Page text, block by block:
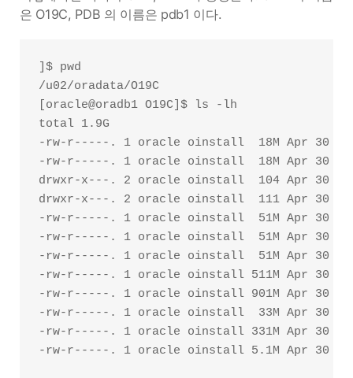
은 O19C, PDB 의 이름은 pdb1 이다.
]$ pwd
/u02/oradata/O19C
[oracle@oradb1 O19C]$ ls -lh
total 1.9G
-rw-r-----. 1 oracle oinstall  18M Apr 30
-rw-r-----. 1 oracle oinstall  18M Apr 30
drwxr-x---. 2 oracle oinstall  104 Apr 30
drwxr-x---. 2 oracle oinstall  111 Apr 30
-rw-r-----. 1 oracle oinstall  51M Apr 30
-rw-r-----. 1 oracle oinstall  51M Apr 30
-rw-r-----. 1 oracle oinstall  51M Apr 30
-rw-r-----. 1 oracle oinstall 511M Apr 30
-rw-r-----. 1 oracle oinstall 901M Apr 30
-rw-r-----. 1 oracle oinstall  33M Apr 30
-rw-r-----. 1 oracle oinstall 331M Apr 30